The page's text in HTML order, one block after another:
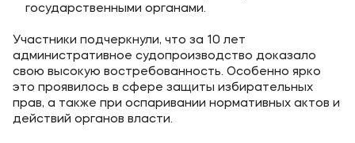
государственными органами.
Участники подчеркнули, что за 10 лет
административное судопроизводство доказало
свою высокую востребованность. Особенно ярко
это проявилось в сфере защиты избирательных
прав, а также при оспаривании нормативных актов и
действий органов власти.